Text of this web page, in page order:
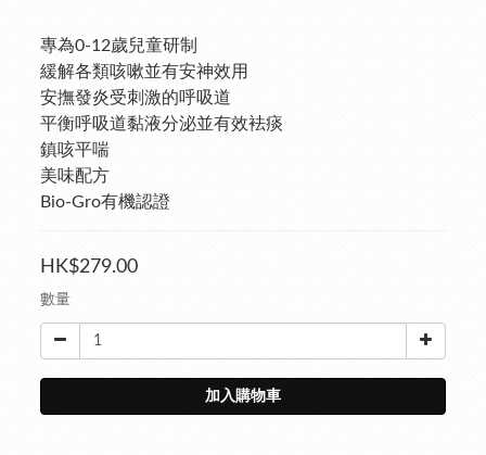
專為0-12歲兒童研制
緩解各類咳嗽並有安神效用
安撫發炎受刺激的呼吸道
平衡呼吸道黏液分泌並有效袪痰
鎮咳平喘
美味配方
Bio-Gro有機認證
HK$279.00
數量
加入購物車